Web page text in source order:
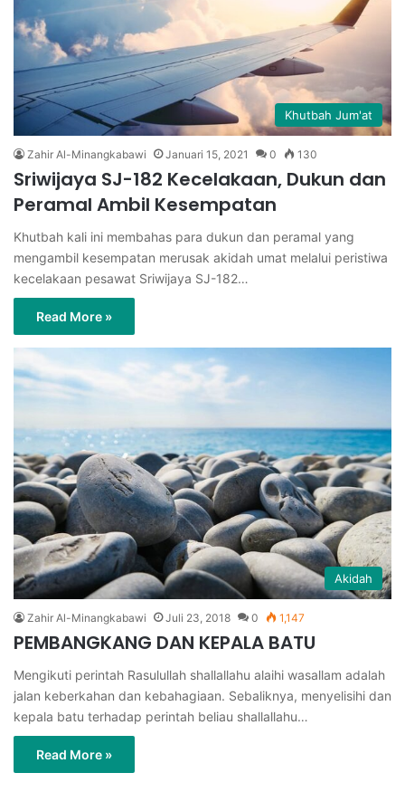
Khutbah Jum'at
Zahir Al-Minangkabawi Januari 15, 2021 0 130
Sriwijaya SJ-182 Kecelakaan, Dukun dan
Peramal Ambil Kesempatan
Khutbah kali ini membahas para dukun dan peramal yang
mengambil kesempatan merusak akidah umat melalui peristiwa
kecelakaan pesawat Sriwijaya SJ-182…
Read More »
Akidah
Zahir Al-Minangkabawi Juli 23, 2018 0 1,147
PEMBANGKANG DAN KEPALA BATU
Mengikuti perintah Rasulullah shallallahu alaihi wasallam adalah
jalan keberkahan dan kebahagiaan. Sebaliknya, menyelisihi dan
kepala batu terhadap perintah beliau shallallahu…
Read More »